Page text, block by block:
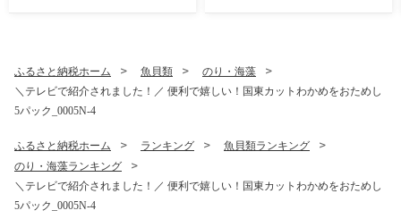
ふるさと納税ホーム 魚貝類
のり・海藻
＼テレビで紹介されました！／ 便利で嬉しい！国東カットわかめをおためし
5パック_0005N-4
ふるさと納税ホーム ランキング
魚貝類ランキング
のり・海藻ランキング
＼テレビで紹介されました！／ 便利で嬉しい！国東カットわかめをおためし
5パック_0005N-4